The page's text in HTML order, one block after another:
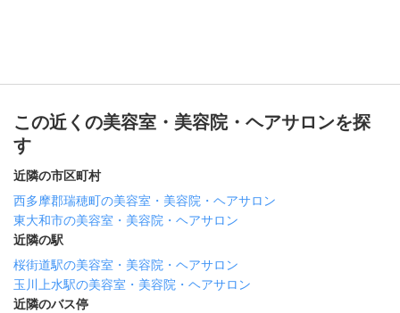
この近くの美容室・美容院・ヘアサロンを探
す
近隣の市区町村
西多摩郡瑞穂町の美容室・美容院・ヘアサロン
東大和市の美容室・美容院・ヘアサロン
近隣の駅
桜街道駅の美容室・美容院・ヘアサロン
玉川上水駅の美容室・美容院・ヘアサロン
近隣のバス停